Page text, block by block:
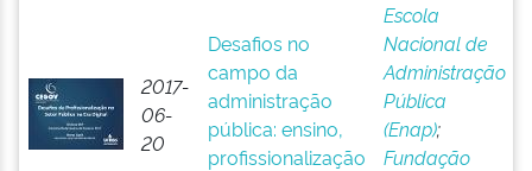
2017-
06-
20
Desafios no
campo da
administração
pública: ensino,
profissionalização
Escola
Nacional de
Administração
Pública
(Enap);
Fundação